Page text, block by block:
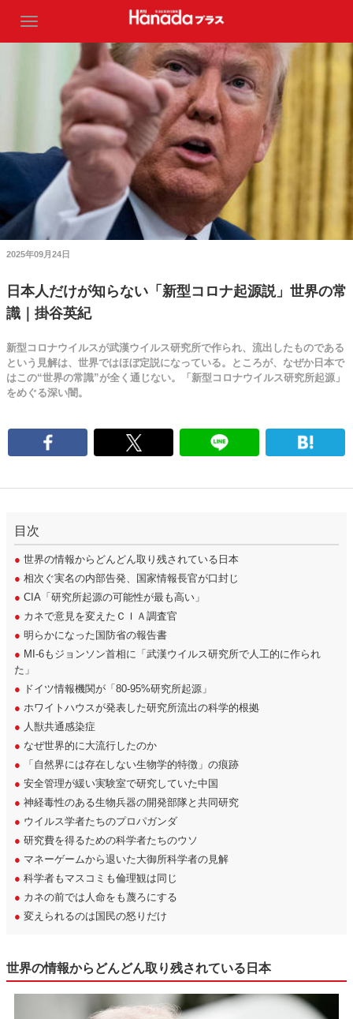
2025年09月24日
日本人だけが知らない「新型コロナ起源説」世界の常
識｜掛谷英紀
新型コロナウイルスが武漢ウイルス研究所で作られ、流出したものである
という見解は、世界ではほぼ定説になっている。ところが、なぜか日本で
はこの“世界の常識”が全く通じない。「新型コロナウイルス研究所起源」
をめぐる深い闇。
目次
● 世界の情報からどんどん取り残されている日本
● 相次ぐ実名の内部告発、国家情報長官が口封じ
● CIA「研究所起源の可能性が最も高い」
● カネで意見を変えたＣＩＡ調査官
● 明らかになった国防省の報告書
● MI-6もジョンソン首相に「武漢ウイルス研究所で人工的に作られ
た」
● ドイツ情報機関が「80-95%研究所起源」
● ホワイトハウスが発表した研究所流出の科学的根拠
● 人獣共通感染症
● なぜ世界的に大流行したのか
● 「自然界には存在しない生物学的特徴」の痕跡
● 安全管理が緩い実験室で研究していた中国
● 神経毒性のある生物兵器の開発部隊と共同研究
● ウイルス学者たちのプロパガンダ
● 研究費を得るための科学者たちのウソ
● マネーゲームから退いた大御所科学者の見解
● 科学者もマスコミも倫理観は同じ
● カネの前では人命をも蔑ろにする
● 変えられるのは国民の怒りだけ
世界の情報からどんどん取り残されている日本